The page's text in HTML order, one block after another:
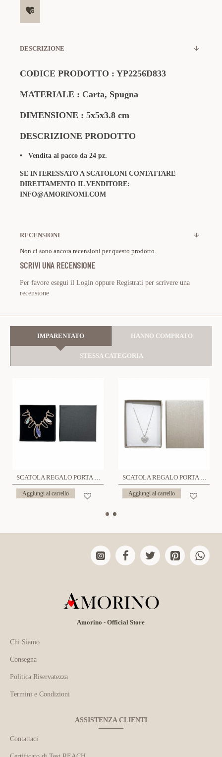
DESCRIZIONE
CODICE PRODOTTO : YP2256D833
MATERIALE : Carta, Spugna
DIMENSIONE : 5x5x3.8 cm
DESCRIZIONE PRODOTTO
• Vendita al pacco da 24 pz.
SE INTERESSATO A SCATOLONI CONTATTARE
DIRETTAMENTO IL VENDITORE:
INFO@AMORINOMI.COM
RECENSIONI
Non ci sono ancora recensioni per questo prodotto.
SCRIVI UNA RECENSIONE
Per favore esegui il Login oppure Registrati per scrivere una
recensione
IMPARENTATO HANNO COMPRATO
STESSA CATEGORIA
SCATOLA REGALO PORTA GIOIELLI 9X9 - YP228D835
Aggiungi al carrello
SCATOLA REGALO PORTA GIOIELLI 7x9 - YP2276D834
Aggiungi al carrello
Amorino - Official Store
Chi Siamo
Consegna
Politica Riservatezza
Termini e Condizioni
ASSISTENZA CLIENTI
Contattaci